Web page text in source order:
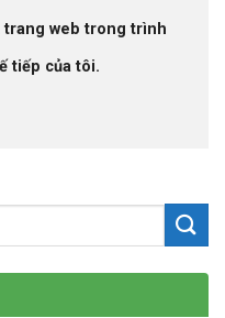
trang web trong trình
tiếp của tôi.